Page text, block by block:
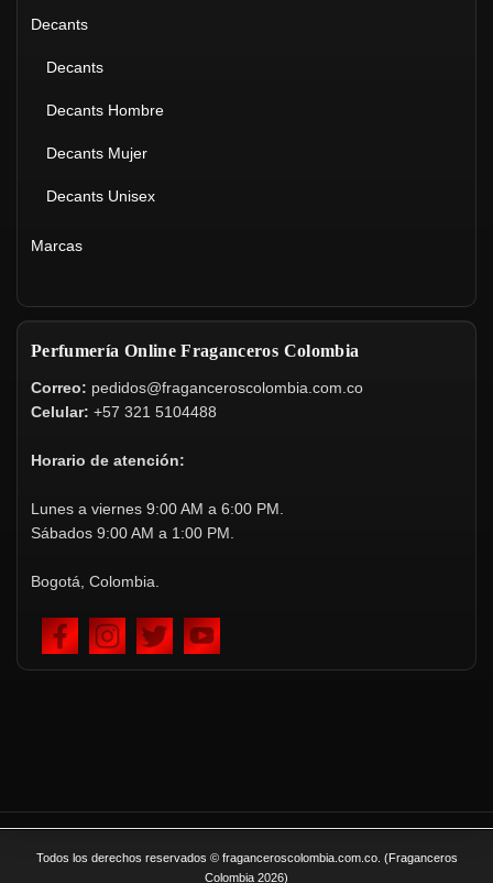
Decants
Decants
Decants Hombre
Decants Mujer
Decants Unisex
Marcas
Perfumería Online Fraganceros Colombia
Correo: pedidos@fraganceroscolombia.com.co
Celular: +57 321 5104488
Horario de atención:
Lunes a viernes 9:00 AM a 6:00 PM.
Sábados 9:00 AM a 1:00 PM.
Bogotá, Colombia.
Todos los derechos reservados © fraganceroscolombia.com.co. (Fraganceros
Colombia 2026)